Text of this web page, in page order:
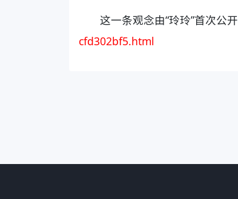
这一条观念由“玲玲”首次公开
cfd302bf5.html